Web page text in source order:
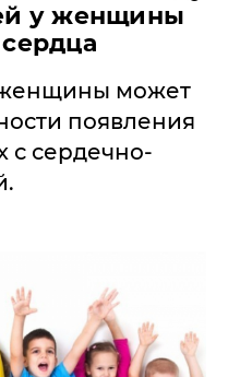
у женщины
женщины может
появления
с сердечно-